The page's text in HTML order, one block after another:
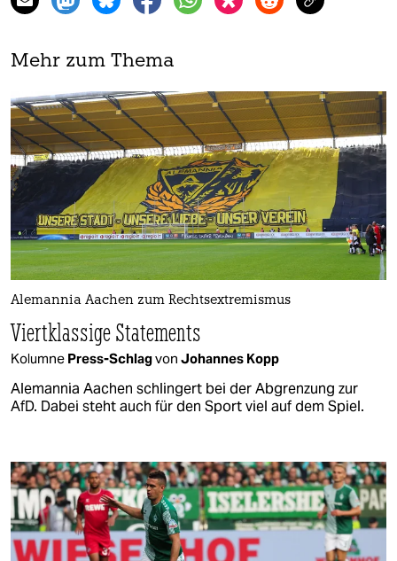
Mehr zum Thema
Alemannia Aachen zum Rechtsextremismus
Viertklassige Statements
Kolumne Press-Schlagvon Johannes Kopp
Alemannia Aachen schlingert bei der Abgrenzung zur
AfD. Dabei steht auch für den Sport viel auf dem Spiel.